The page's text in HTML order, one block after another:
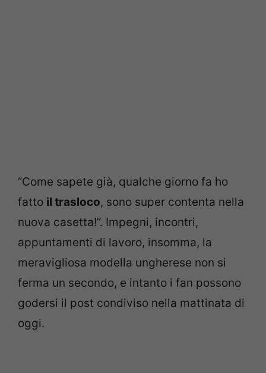
“Come sapete già, qualche giorno fa ho
fatto il trasloco, sono super contenta nella
nuova casetta!”. Impegni, incontri,
appuntamenti di lavoro, insomma, la
meravigliosa modella ungherese non si
ferma un secondo, e intanto i fan possono
godersi il post condiviso nella mattinata di
oggi.